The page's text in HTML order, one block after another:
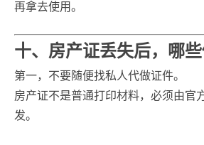
再拿去使用。
十、房产证丢失后，哪些
第一，不要随便找私人代做证件。
房产证不是普通打印材料，必须由官
发。